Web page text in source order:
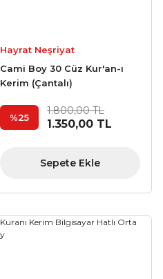
Hayrat Neşriyat
Cami Boy 30 Cüz Kur'an-ı
Kerim (Çantalı)
%25
1.800,00 TL
1.350,00 TL
Sepete Ekle